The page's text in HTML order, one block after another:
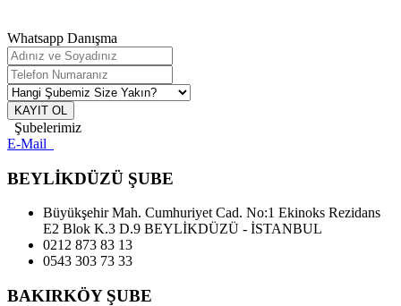
Whatsapp Danışma
KAYIT OL
Şubelerimiz
E-Mail
BEYLİKDÜZÜ ŞUBE
Büyükşehir Mah. Cumhuriyet Cad. No:1 Ekinoks Rezidans
E2 Blok K.3 D.9 BEYLİKDÜZÜ - İSTANBUL
0212 873 83 13
0543 303 73 33
BAKIRKÖY ŞUBE